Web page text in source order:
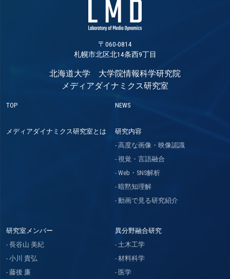
〒060-0814
札幌市北区北14条西9丁目
北海道大学 大学院情報科学研究院
メディアダイナミクス研究室
TOP NEWS
メディアダイナミクス研究室とは
研究内容
高度な画像・映像認識
視覚・言語融合
Web・SNS解析
暗黙知理解
動画で見る研究紹介
研究室メンバー
長谷山 美紀
小川 貴弘
藤後 廉
異分野融合研究
土木工学
材料科学
医学